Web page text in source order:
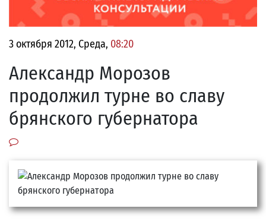
3 октября 2012, Среда, 08:20
Александр Морозов
продолжил турне во славу
брянского губернатора